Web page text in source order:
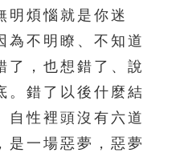
煩惱就是你迷
為不明瞭、不知道
了，也想錯了、說
。錯了以後什麼結
自性裡頭沒有六道
是一場惡夢，惡夢